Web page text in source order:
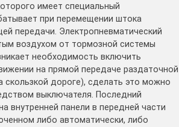
имеет специальный
при перемещении штока
передачи. Электропневматический
воздухом от тормозной системы
необходимость включить
на прямой передаче раздаточной
скользкой дороге), сделать это можно
выключателя. Последний
внутренней панели в передней части
либо автоматически, либо